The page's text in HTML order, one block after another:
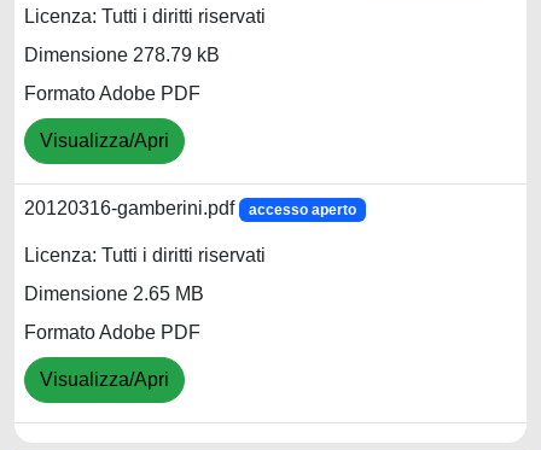
Licenza: Tutti i diritti riservati
Dimensione 278.79 kB
Formato Adobe PDF
Visualizza/Apri
20120316-gamberini.pdf accesso aperto
Licenza: Tutti i diritti riservati
Dimensione 2.65 MB
Formato Adobe PDF
Visualizza/Apri